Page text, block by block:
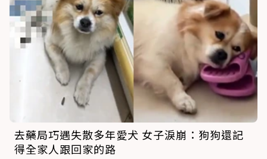
去藥局巧遇失散多年愛犬 女子淚崩：狗狗還記
得全家人跟回家的路